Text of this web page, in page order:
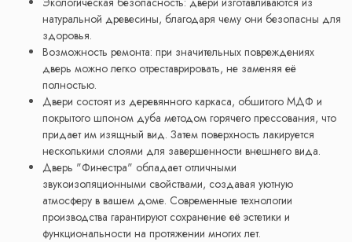
натуральной древесины, благодаря чему они безопасны для
здоровья.
Возможность ремонта: при значительных повреждениях
дверь можно легко отреставрировать, не заменяя её
полностью.
Двери состоят из деревянного каркаса, обшитого МДФ и
покрытого шпоном дуба методом горячего прессования, что
придает им изящный вид. Затем поверхность лакируется
несколькими слоями для завершенности внешнего вида.
Дверь "Финестра" обладает отличными
звукоизоляционными свойствами, создавая уютную
атмосферу в вашем доме. Современные технологии
производства гарантируют сохранение её эстетики и
функциональности на протяжении многих лет.